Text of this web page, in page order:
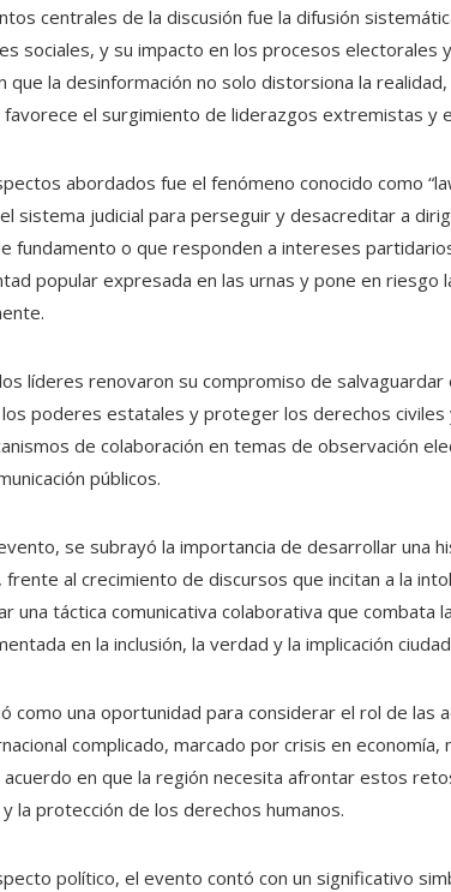
centrales de la discusión fue la difusión
sociales, y su impacto en los procesos electorales
que la desinformación no solo distorsiona la
el surgimiento de liderazgos extremistas y
abordados fue el fenómeno conocido como
sistema judicial para perseguir y desacreditar a
fundamento o que responden a intereses
popular expresada en las urnas y pone en
líderes renovaron su compromiso de
poderes estatales y proteger los derechos
de colaboración en temas de observación
públicos.
se subrayó la importancia de desarrollar una
al crecimiento de discursos que incitan a la
una táctica comunicativa colaborativa que combata
en la inclusión, la verdad y la implicación
como una oportunidad para considerar el rol de las
complicado, marcado por crisis en economía,
en que la región necesita afrontar estos
la protección de los derechos humanos.
político, el evento contó con un significativo